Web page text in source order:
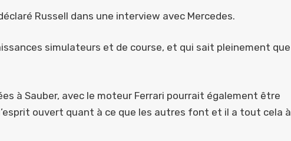
Russell dans une interview avec Mercedes.
simulateurs et de course, et qui sait pleinement que
à Sauber, avec le moteur Ferrari pourrait également être
ouvert quant à ce que les autres font et il a tout cela à